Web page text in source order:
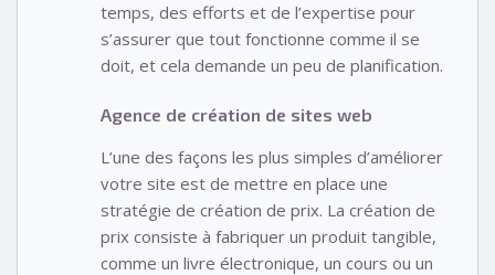
temps, des efforts et de l’expertise pour
s’assurer que tout fonctionne comme il se
doit, et cela demande un peu de planification.
Agence de création de sites web
L’une des façons les plus simples d’améliorer
votre site est de mettre en place une
stratégie de création de prix. La création de
prix consiste à fabriquer un produit tangible,
comme un livre électronique, un cours ou un